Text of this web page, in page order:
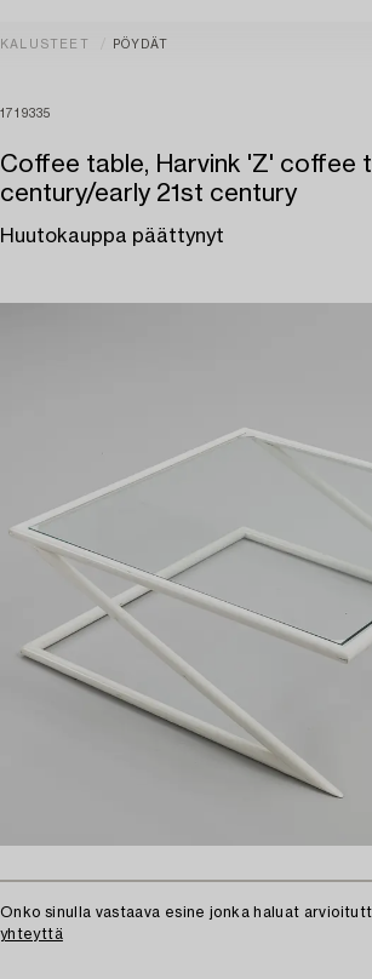
KALUSTEET PÖYDÄT
1719335
Coffee table, Harvink 'Z' coffee
century/early 21st century
Huutokauppa päättynyt
Onko sinulla vastaava esine jonka haluat
yhteyttä